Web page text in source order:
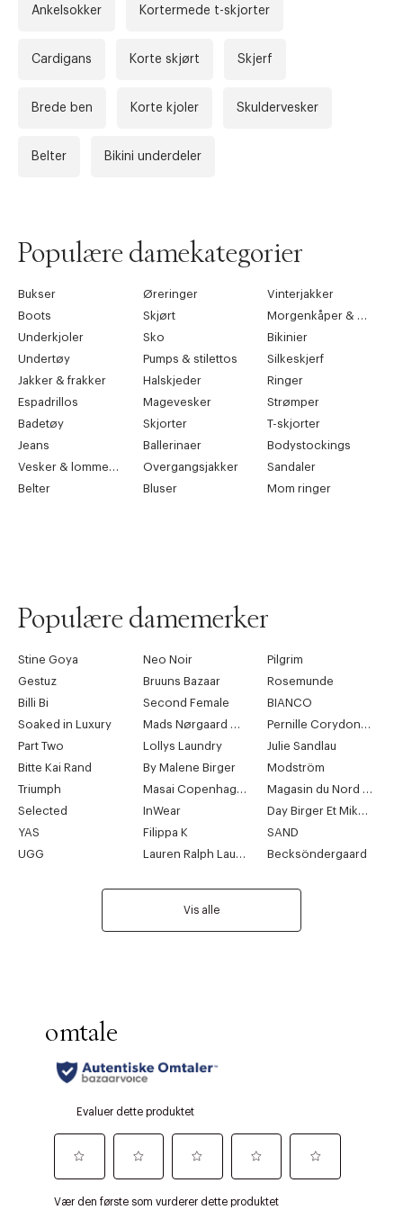
Ankelsokker Kortermede t-skjorter
Cardigans Korte skjørt Skjerf
Brede ben Korte kjoler Skuldervesker
Belter Bikini underdeler
Populære damekategorier
Bukser Øreringer
Vinterjakker
Boots
Skjørt
Morgenkåper & kimonoer
Underkjoler
Sko
Bikinier
Undertøy
Pumps & stilettos
Silkeskjerf
Jakker & frakker
Halskjeder
Ringer
Espadrillos
Magevesker
Strømper
Badetøy
Skjorter
T-skjorter
Jeans
Ballerinaer
Bodystockings
Vesker & lommebøker
Overgangsjakker
Sandaler
Belter
Bluser Mom ringer
Populære damemerker
Stine Goya Neo Noir
Pilgrim
Gestuz
Bruuns Bazaar
Rosemunde
Billi Bi
Second Female
BIANCO
Soaked in Luxury
Mads Nørgaard Copenhagen
Pernille Corydon Jewellery
Part Two
Lollys Laundry
Julie Sandlau
Bitte Kai Rand
By Malene Birger
Modström
Triumph
Masai Copenhagen
Magasin du Nord Collection
Selected
InWear
Day Birger Et Mikkelsen
YAS
Filippa K
SAND
UGG
Lauren Ralph Lauren Becksöndergaard
Vis alle